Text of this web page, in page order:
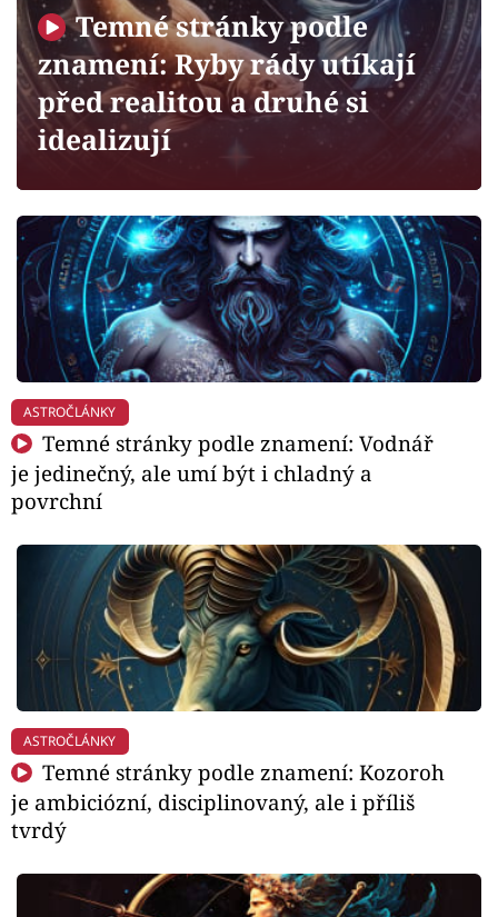
Sledujte prima+
Filmový festival Karlovy Vary
Mámy sobě
Přihlášení
Sledujte nás
Temné stránky podle
znamení: Ryby rády utíkají
před realitou a druhé si
idealizují
ASTROČLÁNKY
Temné stránky podle znamení: Vodnář
je jedinečný, ale umí být i chladný a
povrchní
ASTROČLÁNKY
Temné stránky podle znamení: Kozoroh
je ambiciózní, disciplinovaný, ale i příliš
tvrdý